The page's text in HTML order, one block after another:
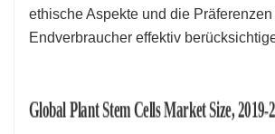
ethische Aspekte und die Präferenzen
Endverbraucher effektiv